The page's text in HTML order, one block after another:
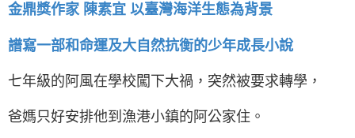
金鼎獎作家 陳素宜 以臺灣海洋生態為背景
譜寫一部和命運及大自然抗衡的少年成長小說
七年級的阿風在學校闖下大禍，突然被要求轉學，
爸媽只好安排他到漁港小鎮的阿公家住。